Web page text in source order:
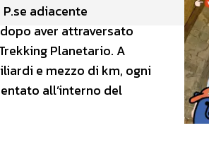
adiacente
aver attraversato
Planetario. A
e mezzo di km, ogni
all’interno del